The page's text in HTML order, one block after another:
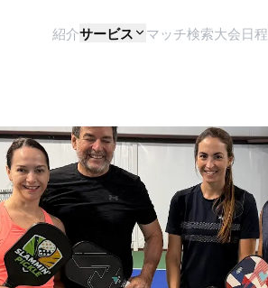
紹介サービス マッチ検索大会日程